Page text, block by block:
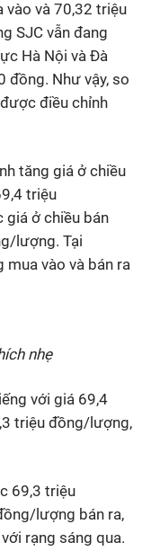
và 70,32 triệu
SJC vẫn đang
Hà Nội và Đà
đồng. Như vậy, so
điều chỉnh
tăng giá ở chiều
triệu
ở chiều bán
lượng. Tại
mua vào và bán ra
nhẹ
với giá 69,4
triệu đồng/lượng,
69,3 triệu
lượng bán ra,
rạng sáng qua.